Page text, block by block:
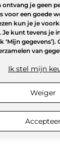
je geen
voor een goede
kun je je
kunt tevens je
gegevens’).
van
Ik stel mijn
Weiger
Accepteer